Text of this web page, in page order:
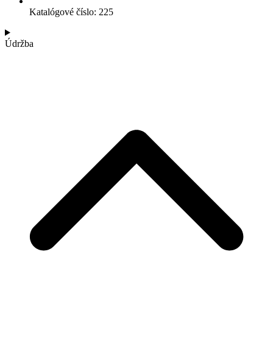
Katalógové číslo: 225
Údržba